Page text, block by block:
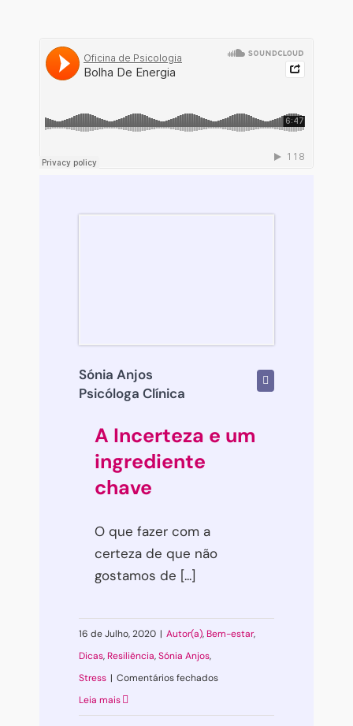
Sónia Anjos
Psicóloga Clínica
A Incerteza e um
ingrediente
chave
O que fazer com a
certeza de que não
gostamos de [...]
16 de Julho, 2020 | Autor(a), Bem-estar,
Dicas, Resiliência,Sónia Anjos,
Stress | Comentários fechadosem
Leia mais